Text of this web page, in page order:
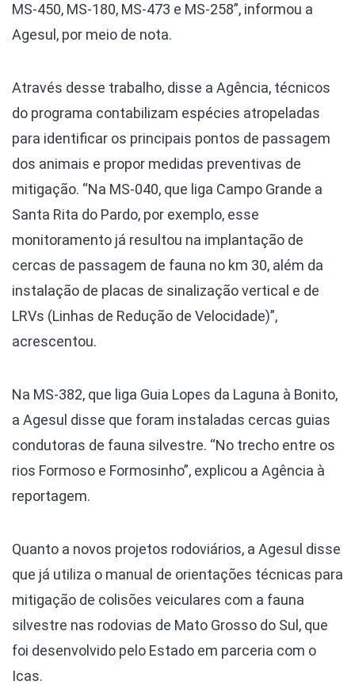
MS-450, MS-180, MS-473 e MS-258”, informou a
Agesul, por meio de nota.
Através desse trabalho, disse a Agência, técnicos
do programa contabilizam espécies atropeladas
para identificar os principais pontos de passagem
dos animais e propor medidas preventivas de
mitigação. “Na MS-040, que liga Campo Grande a
Santa Rita do Pardo, por exemplo, esse
monitoramento já resultou na implantação de
cercas de passagem de fauna no km 30, além da
instalação de placas de sinalização vertical e de
LRVs (Linhas de Redução de Velocidade)”,
acrescentou.
Na MS-382, que liga Guia Lopes da Laguna à Bonito,
a Agesul disse que foram instaladas cercas guias
condutoras de fauna silvestre. “No trecho entre os
rios Formoso e Formosinho”, explicou a Agência à
reportagem.
Quanto a novos projetos rodoviários, a Agesul disse
que já utiliza o manual de orientações técnicas para
mitigação de colisões veiculares com a fauna
silvestre nas rodovias de Mato Grosso do Sul, que
foi desenvolvido pelo Estado em parceria com o
Icas.